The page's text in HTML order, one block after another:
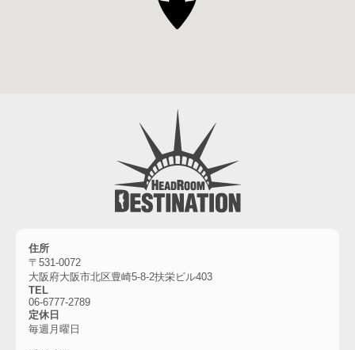
住所
〒531-0072
大阪府大阪市北区豊崎5-8-2扶栄ビル403
TEL
06-6777-2789
定休日
毎週月曜日